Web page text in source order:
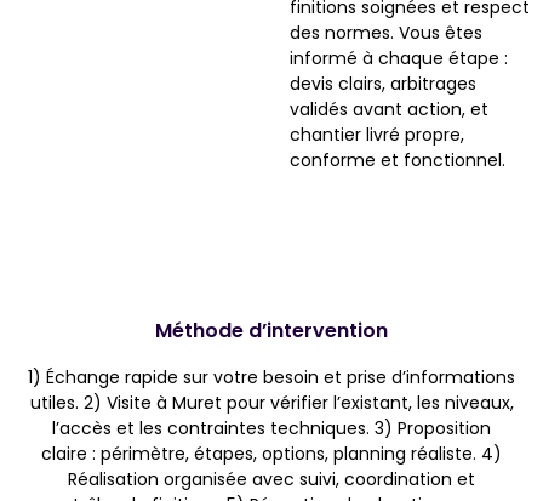
finitions soignées et respect
des normes. Vous êtes
informé à chaque étape :
devis clairs, arbitrages
validés avant action, et
chantier livré propre,
conforme et fonctionnel.
Méthode d’intervention
1) Échange rapide sur votre besoin et prise d’informations
utiles. 2) Visite à Muret pour vérifier l’existant, les niveaux,
l’accès et les contraintes techniques. 3) Proposition
claire : périmètre, étapes, options, planning réaliste. 4)
Réalisation organisée avec suivi, coordination et